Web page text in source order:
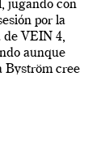
jugando con
por la
de VEIN 4,
aunque
Byström cree
[…]